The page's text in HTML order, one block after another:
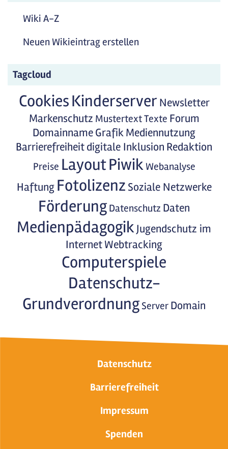
Wiki A-Z
Neuen Wikieintrag erstellen
Tagcloud
CookiesKinderserver Newsletter
Markenschutz MustertextTexte Forum
DomainnameGrafikMediennutzung
Barrierefreiheitdigitale Inklusion Redaktion
Preise LayoutPiwik Webanalyse
Haftung Fotolizenz Soziale Netzwerke
Förderung Datenschutz Daten
MedienpädagogikJugendschutz im
InternetWebtracking
Computerspiele
Datenschutz-
Grundverordnung Server Domain
Datenschutz
Barrierefreiheit
Impressum
Spenden